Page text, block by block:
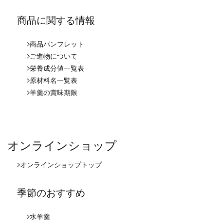
商品に関する情報
商品パンフレット
ご進物について
栄養成分値一覧表
原材料名一覧表
羊羹の賞味期限
オンラインショップ
オンラインショップトップ
季節のおすすめ
水羊羹